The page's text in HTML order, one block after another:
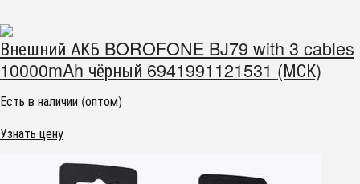
Внешний АКБ BOROFONE BJ79 with 3 cables
10000mAh чёрный 6941991121531 (МСК)
Есть в наличии (оптом)
Узнать цену